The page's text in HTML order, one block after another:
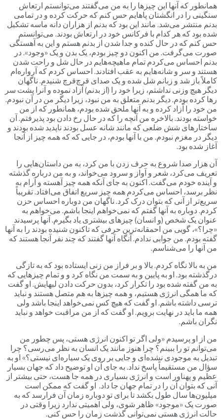
همانطور که آنها این چیزها را به من می‌گفتند می‌توانستم ارتعاش
سنگینی را در انگشتان پاهایم حس کنم که حرکت کرده و در تمامی
بدنم منتشر می‌شد. مانند این بود که بدنم از هزاران دانه ماسه تشکیل
شده بود که هر کدام با فرکانس خود در ارتعاش بودند. می‌توانستم
حس کنم که در حال کنده و جدا شدن از بدنم هستم و این به آهستگی
صورت می‌گرفت. من اکنون دو چیز بودم، یک بدن و یک «وجود». در
بدنم احساس می‌کردم تمام ماهیچه‌هایم در حال شل و راحت شدن
هستند و سر و شانه‌هایم به عقب افتادند. احساس کردم که آرواره‌ام
کاملاً باز شد و زبانم شل شده و یک صدای قرچ‌قرچ شنیدم. ناگهان
دیگر هیچ وزنی نداشتم، زیرا خود را (از بدنم) آزاد نموده و آنرا پشت سر
رها کرده بودم. دیگر بدنم متعلق به من نبود، زیرا دیگر من در آن نبودم.
من خود را آزاد کرده و به آنها ملحق شده بودم، همانطور که از من
خواسته بودند. بالاخره من آنچه را که در حال رخ دادن بود پذیرفتم. آن
ساختارهای شش ضلعی که مانند شانه عسل بودند ناپدید شده بودند و
دیگر در مغزم نبودم. من با آنها بودم، در جایی که که همه چیز از آنجا
آغاز شده بود.
آن هزار صدا شروع به حرف زدن با من کرد، به من داستان‌هایی را
تعریف می‌کرد، شعر و آواز و سرود می‌خواند، و به من درباره گذشته
و آینده خودم می‌گفت. اکنون به جای آنکه همه چیز آهسته و آرام به
نظر برسد، احساس می‌کردم همه چیز سریع اتفاق می‌افتاد. تقریباً
سریع‌تر از آنی که بتوان درک کرد. ناگهان من دوباره احساس حزن
کردم. دوباره به آنها گفتم که نمی‌خواهم اینجا باشم. می‌خواهم به
عنوان یک شخص (و انسان) چیزهای بیشتری یاد بگیرم. آنها پرسیدند
«چرا؟»، گویی من احمقانه‌ترین حرفی که تاکنون شنیده بودند را به آنها
گفته بودم. من جوابی ندادم. آنگاه آنها گفتند که چند نفر آنجا هستند که
من آنها را می‌شناسم.
من به بالا نگاه کردم. بالا و بر فراز من زنی ایستاده بود که به تازگی
درگذشته بود. او به پایین و به سمت من نگاه کرد و و تمام چیزهایی که
به من گفته شده بود را تکرار کرد، بدون حرکت دادن لبهایش. او گفت
که ما همگی انرژی هستیم، و همه چیزها به هم متصل هستند و نباید
ترسی داشته باشم. او گفت که هیچ کس نمی‌خواهد اینجا باشد ولی
همه ما باید در نهایت برویم. او گفت که از من مراقبت خواهد و نباید
نگران باشم.
من از او پرسیدم «ولی اگر تو اکنون انرژی هستی، پس چطور من
می‌توانم تو را ببینم؟ چرا هنوز مانند یک انسان به نظر می‌رسی؟ چرا
تبدیل به موجودی نشده‌ای و جایی بر روی یک سیاره‌ای نیستی؟» او به
سؤال من مستقیماً پاسخ نداد. به جای آن او توضیح داد که جهان بسیار
عظیم و پهناور است و انرژی بسیاری در همه جا هست، حتی بیشتر از
آنی که بتوان آن را در تمام جهان جا داد. او گفت که ممکن است
میلیون‌ها سال طول بکشد تا برای تو دوباره زمان آن فرارسد که به
صورت یک «موجود» ظاهر شوی، ولی اهمیتی ندارد زیرا وقتی در
حالت انرژی هستی نمی‌توانی گذشت زمان را حس کنی.